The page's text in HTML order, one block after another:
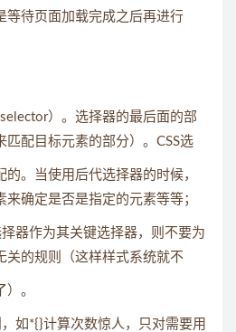
等待页面加载完成之后再进行
）。选择器的最后面的部
匹配目标元素的部分）。CSS选
。当使用后代选择器的时候，
确定是否是指定的元素等等；
器作为其关键选择器，则不要为
关的规则（这样样式系统就不
。
如*{}计算次数惊人，只对需要用